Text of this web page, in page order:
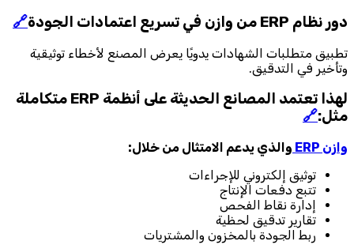
دور نظام ERP من وازن في تسريع اعتمادات الجودة 🔗
تطبيق متطلبات الشهادات يدويًا يعرض المصنع لأخطاء توثيقية
وتأخير في التدقيق.
لهذا تعتمد المصانع الحديثة على أنظمة ERP متكاملة
مثل:🔗
وازن ERP
والذي يدعم الامتثال من خلال:
توثيق إلكتروني للإجراءات
تتبع دفعات الإنتاج
إدارة نقاط الفحص
تقارير تدقيق لحظية
ربط الجودة بالمخزون والمشتريات